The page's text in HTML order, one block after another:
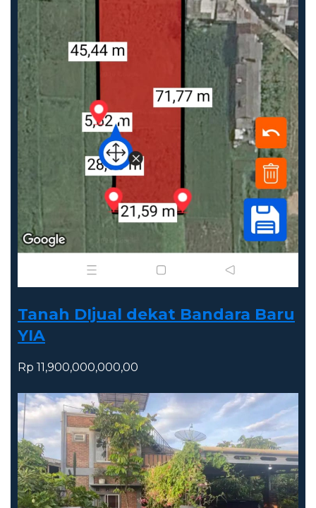
Tanah DIjual dekat Bandara Baru
YIA
Rp 11,900,000,000,00